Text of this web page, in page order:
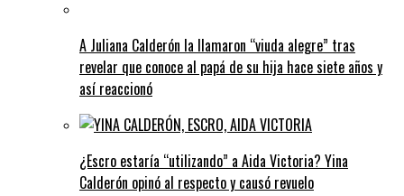
A Juliana Calderón la llamaron “viuda alegre” tras
revelar que conoce al papá de su hija hace siete años y
así reaccionó
¿Escro estaría “utilizando” a Aida Victoria? Yina
Calderón opinó al respecto y causó revuelo